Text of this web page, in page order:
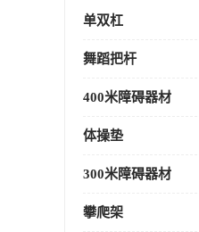
单双杠
舞蹈把杆
400米障碍器材
体操垫
300米障碍器材
攀爬架